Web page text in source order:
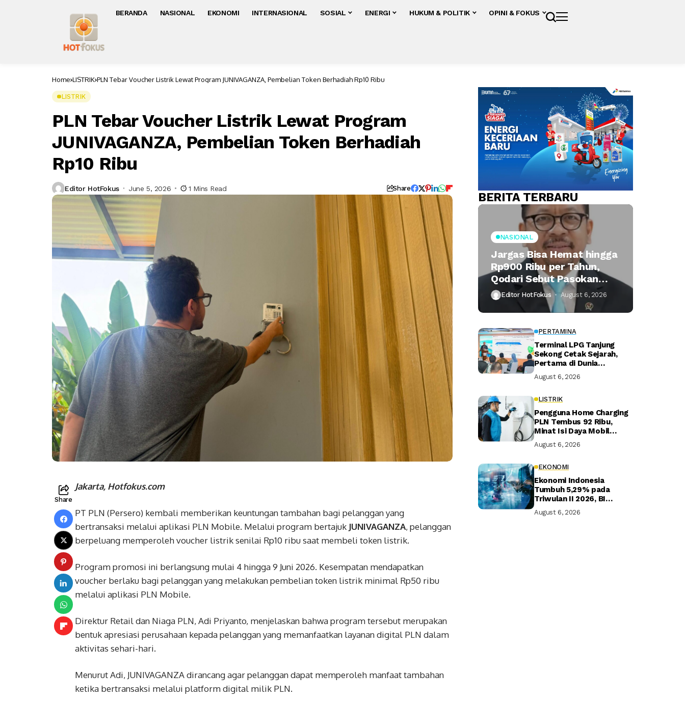
BERANDA NASIONAL EKONOMI INTERNASIONAL SOSIAL ENERGI HUKUM & POLITIK OPINI & FOKUS
Home LISTRIK PLN Tebar Voucher Listrik Lewat Program JUNIVAGANZA, Pembelian Token Berhadiah Rp10 Ribu
LISTRIK
PLN Tebar Voucher Listrik Lewat Program
JUNIVAGANZA, Pembelian Token Berhadiah
Rp10 Ribu
Editor HotFokus June 5, 2026 1 Mins Read Share
Share
Jakarta, Hotfokus.com
PT PLN (Persero) kembali memberikan keuntungan tambahan bagi pelanggan yang
bertransaksi melalui aplikasi PLN Mobile. Melalui program bertajuk JUNIVAGANZA, pelanggan
berpeluang memperoleh voucher listrik senilai Rp10 ribu saat membeli token listrik.
Program promosi ini berlangsung mulai 4 hingga 9 Juni 2026. Kesempatan mendapatkan
voucher berlaku bagi pelanggan yang melakukan pembelian token listrik minimal Rp50 ribu
melalui aplikasi PLN Mobile.
Direktur Retail dan Niaga PLN, Adi Priyanto, menjelaskan bahwa program tersebut merupakan
bentuk apresiasi perusahaan kepada pelanggan yang memanfaatkan layanan digital PLN dalam
aktivitas sehari-hari.
Menurut Adi, JUNIVAGANZA dirancang agar pelanggan dapat memperoleh manfaat tambahan
ketika bertransaksi melalui platform digital milik PLN.
BERITA TERBARU
NASIONAL
Jargas Bisa Hemat hingga
Rp900 Ribu per Tahun,
Qodari Sebut Pasokan
Lebih Praktis
Editor HotFokus August 6, 2026
PERTAMINA
Terminal LPG Tanjung
Sekong Cetak Sejarah,
Pertama di Dunia
Terminal
August 6, 2026
LISTRIK
Pengguna Home Charging
PLN Tembus 92 Ribu,
Minat Isi Daya Mobil
Naik
August 6, 2026
EKONOMI
Ekonomi Indonesia
Tumbuh 5,29% pada
Triwulan II 2026, BI
Tahunan Tercapai
August 6, 2026